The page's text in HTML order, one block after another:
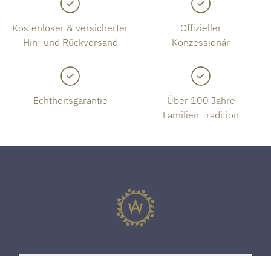
Kostenloser & versicherter
Hin- und Rückversand
Offizieller
Konzessionär
Echtheitsgarantie
Über 100 Jahre
Familien Tradition